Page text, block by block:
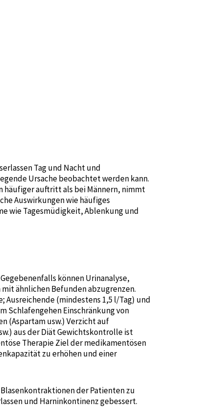
Tag und Nacht und
Ursache beobachtet werden kann.
häufiger auftritt als bei Männern, nimmt
Auswirkungen wie häufiges
wie Tagesmüdigkeit, Ablenkung und
können Urinanalyse,
ähnlichen Befunden abzugrenzen.
Ausreichende (mindestens 1,5 l/Tag) und
Schlafengehen Einschränkung von
(Aspartam usw.) Verzicht auf
aus der Diät Gewichtskontrolle ist
Therapie Ziel der medikamentösen
zu erhöhen und einer
der Patienten zu
und Harninkontinenz gebessert.